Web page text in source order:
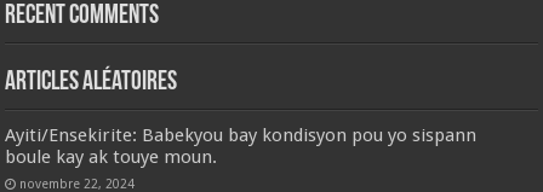
Recent Comments
Articles aléatoires
Ayiti/Ensekirite: Babekyou bay kondisyon pou yo sispann
boule kay ak touye moun.
novembre 22, 2024